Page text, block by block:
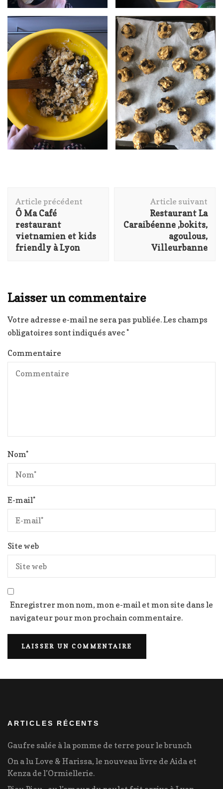
d'article
Article précédent
Ô Ma Café
restaurant
vietnamien et kids
friendly à Lyon
Article suivant
Restaurant La
Caraibéenne ,bokits,
agoulous,
Villeurbanne
Laisser un commentaire
Votre adresse e-mail ne sera pas publiée.Les champs
obligatoires sont indiqués avec*
Commentaire
Nom*
E-mail*
Site web
Enregistrer mon nom, mon e-mail et mon site dans le
navigateur pour mon prochain commentaire.
ARTICLES RÉCENTS
Gaufre salée à la pomme de terre pour le brunch
On a lu Love & Harissa, le nouveau livre de Aida et
Kenza de l’Ormiellerie.